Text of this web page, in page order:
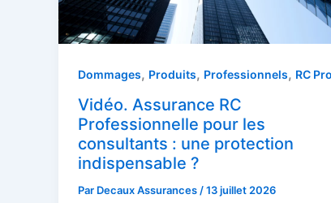
Dommages, Produits, Professionnels, RC Pro
Vidéo. Assurance RC
Professionnelle pour les
consultants : une protection
indispensable ?
Par Decaux Assurances /13 juillet 2026